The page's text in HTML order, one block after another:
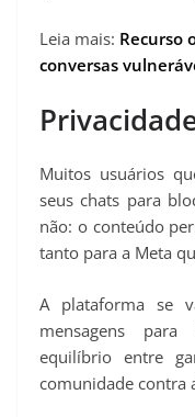
Leia mais: Recurso
conversas
Muitos usuários
seus chats para
não: o conteúdo
tanto para a Meta
A plataforma se
mensagens
equilíbrio entre
comunidade contra